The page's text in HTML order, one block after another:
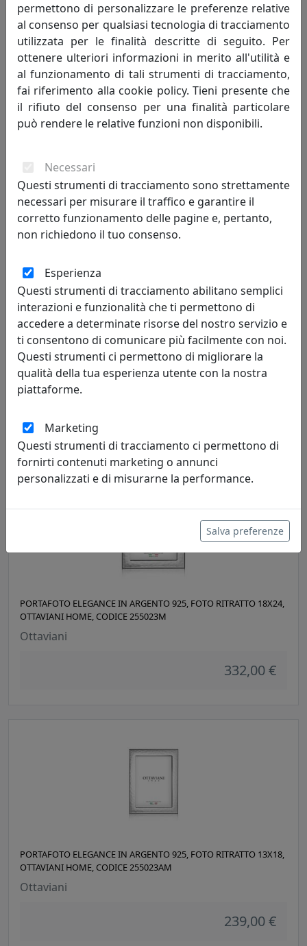
PORTAFOTO IN ARGENTO 925, FOTO RITRATTO 18X24, OTTAVIANI
HOME, CODICE 255022M
PORTAFOTO IN ARGENTO 925, FOTO RITRATTO 13X18, OTTAVIANI
HOME, CODICE 255022AM
Ottaviani
PORTAFOTO ELEGANCE IN ARGENTO 925, FOTO RITRATTO 18X24,
OTTAVIANI HOME, CODICE 255023M
Ottaviani
332,00 €
PORTAFOTO ELEGANCE IN ARGENTO 925, FOTO RITRATTO 13X18,
OTTAVIANI HOME, CODICE 255023AM
Ottaviani
239,00 €
permettono di personalizzare le preferenze relative
al consenso per qualsiasi tecnologia di tracciamento
utilizzata per le finalità descritte di seguito. Per
ottenere ulteriori informazioni in merito all'utilità e
al funzionamento di tali strumenti di tracciamento,
fai riferimento alla cookie policy. Tieni presente che
il rifiuto del consenso per una finalità particolare
può rendere le relative funzioni non disponibili.
Necessari
Questi strumenti di tracciamento sono strettamente
necessari per misurare il traffico e garantire il
corretto funzionamento delle pagine e, pertanto,
non richiedono il tuo consenso.
Esperienza
Questi strumenti di tracciamento abilitano semplici
interazioni e funzionalità che ti permettono di
accedere a determinate risorse del nostro servizio e
ti consentono di comunicare più facilmente con noi.
Questi strumenti ci permettono di migliorare la
qualità della tua esperienza utente con la nostra
piattaforme.
Marketing
Questi strumenti di tracciamento ci permettono di
fornirti contenuti marketing o annunci
personalizzati e di misurarne la performance.
Salva preferenze